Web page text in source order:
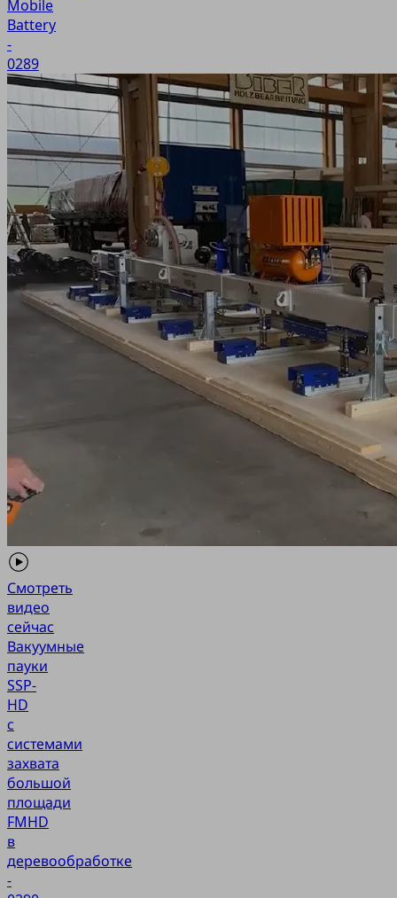
Mobile
Battery
-
0289
Смотреть
видео
сейчас
Вакуумные
пауки
SSP-
HD
с
системами
захвата
большой
площади
FMHD
в
деревообработке
-